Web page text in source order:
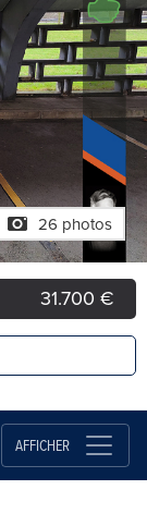
26 photos
31.700 €
AFFICHER